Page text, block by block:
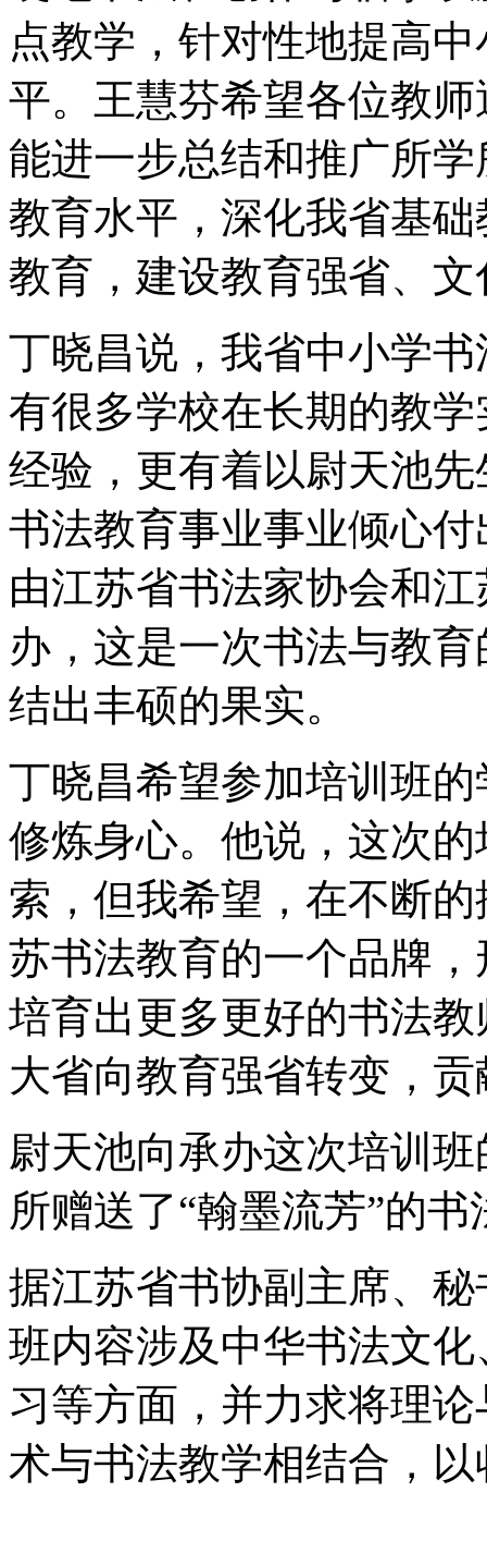
点教学，针对性地提高
平。王慧芬希望各位教
能进一步总结和推广所
教育水平，深化我省基
教育，建设教育强省、
丁晓昌说，我省中小学
有很多学校在长期的教
经验，更有着以尉天池
书法教育事业事业倾心
由江苏省书法家协会和
办，这是一次书法与教
结出丰硕的果实。
丁晓昌希望参加培训班
修炼身心。他说，这次
索，但我希望，在不断
苏书法教育的一个品牌
培育出更多更好的书法
大省向教育强省转变，
尉天池向承办这次培训
所赠送了“翰墨流芳”的书
据江苏省书协副主席、
班内容涉及中华书法文
习等方面，并力求将理
术与书法教学相结合，